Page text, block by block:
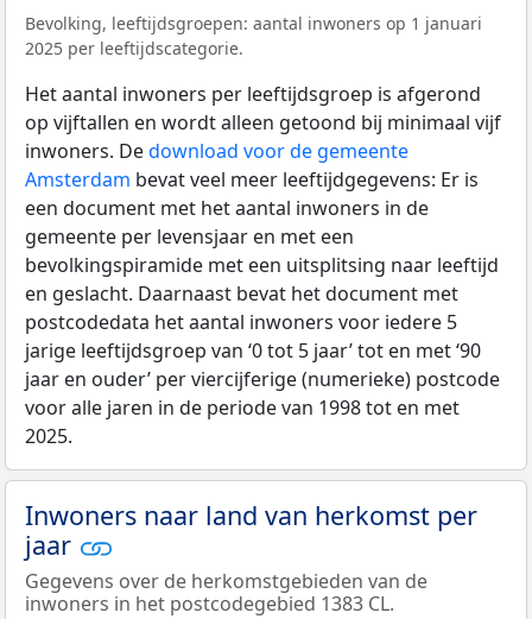
Bevolking, leeftijdsgroepen: aantal inwoners op 1 januari
2025 per leeftijdscategorie.
Het aantal inwoners per leeftijdsgroep is afgerond
op vijftallen en wordt alleen getoond bij minimaal vijf
inwoners. Dedownload voor de gemeente
Amsterdam bevat veel meer leeftijdgegevens: Er is
een document met het aantal inwoners in de
gemeente per levensjaar en met een
bevolkingspiramide met een uitsplitsing naar leeftijd
en geslacht. Daarnaast bevat het document met
postcodedata het aantal inwoners voor iedere 5
jarige leeftijdsgroep van ‘0 tot 5 jaar’ tot en met ‘90
jaar en ouder’ per viercijferige (numerieke) postcode
voor alle jaren in de periode van 1998 tot en met
2025.
Inwoners naar land van herkomst per
jaar
Gegevens over de herkomstgebieden van de
inwoners in het postcodegebied 1383 CL.